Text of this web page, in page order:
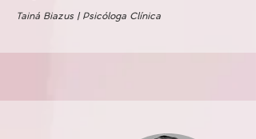
Tainá Biazus | Psicóloga Clínica